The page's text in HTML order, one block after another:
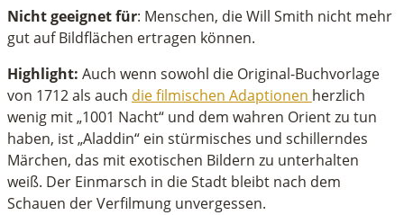
Nicht geeignet für: Menschen, die Will Smith nicht mehr
gut auf Bildflächen ertragen können.
Highlight: Auch wenn sowohl die Original-Buchvorlage
von 1712 als auch die filmischen Adaptionen herzlich
wenig mit „1001 Nacht“ und dem wahren Orient zu tun
haben, ist „Aladdin“ ein stürmisches und schillerndes
Märchen, das mit exotischen Bildern zu unterhalten
weiß. Der Einmarsch in die Stadt bleibt nach dem
Schauen der Verfilmung unvergessen.